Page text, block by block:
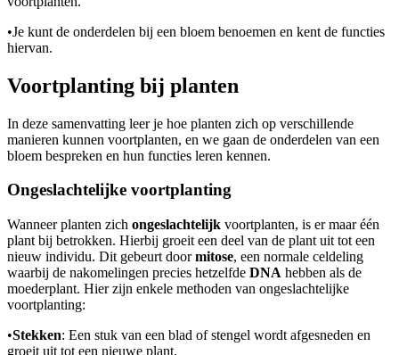
•Je kunt de onderdelen bij een bloem benoemen en kent de functies
hiervan.
Voortplanting bij planten
In deze samenvatting leer je hoe planten zich op verschillende
manieren kunnen voortplanten, en we gaan de onderdelen van een
bloem bespreken en hun functies leren kennen.
Ongeslachtelijke voortplanting
Wanneer planten zich ongeslachtelijk voortplanten, is er maar één
plant bij betrokken. Hierbij groeit een deel van de plant uit tot een
nieuw individu. Dit gebeurt doormitose, een normale celdeling
waarbij de nakomelingen precies hetzelfde DNA hebben als de
moederplant. Hier zijn enkele methoden van ongeslachtelijke
voortplanting:
•Stekken: Een stuk van een blad of stengel wordt afgesneden en
groeit uit tot een nieuwe plant.